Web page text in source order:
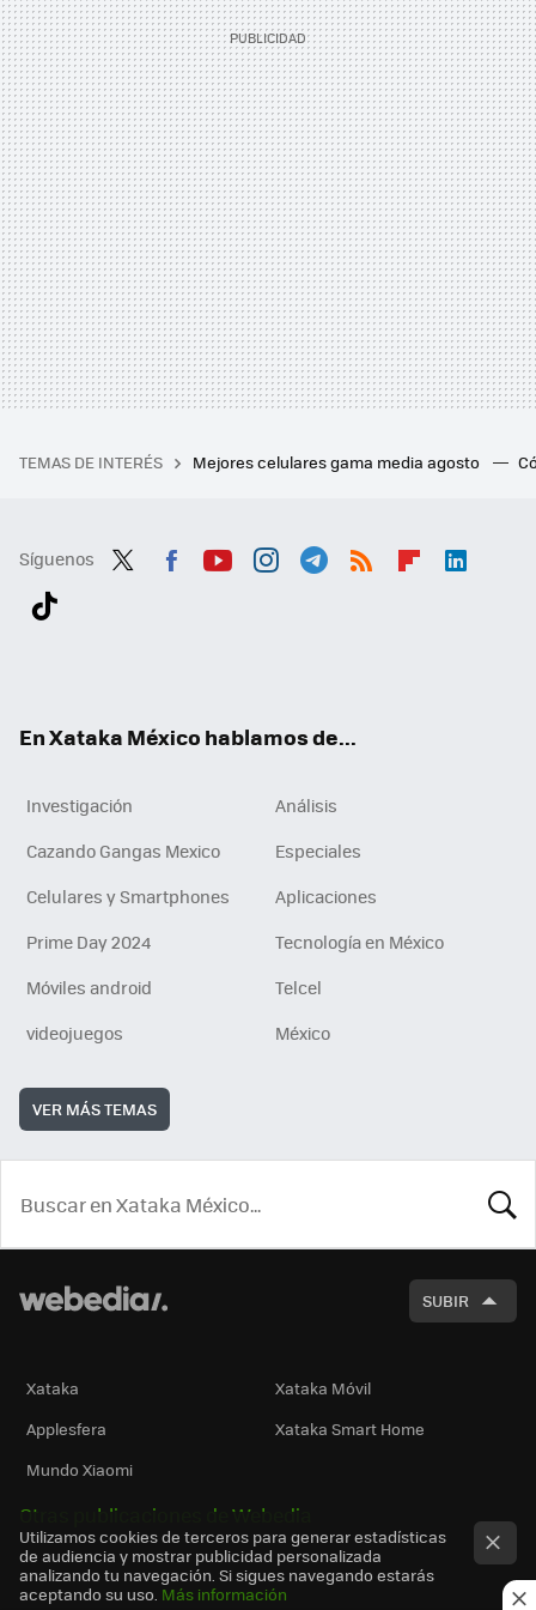
TEMAS DE INTERÉS Mejores celulares gama media agosto
Síguenos
En Xataka México hablamos de...
Investigación
Análisis
Cazando Gangas Mexico
Especiales
Celulares y Smartphones
Aplicaciones
Prime Day 2024
Tecnología en México
Móviles android
Telcel
videojuegos
México
VER MÁS TEMAS
SUBIR
Xataka
Xataka Móvil
Applesfera
Xataka Smart Home
Mundo Xiaomi
Otras publicaciones de Webedia
Utilizamos cookies de terceros para generar estadísticas
de audiencia y mostrar publicidad personalizada
analizando tu navegación. Si sigues navegando estarás
aceptando su uso. Más información